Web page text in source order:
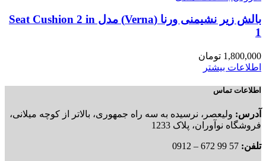
بالش زیر نشیمنی ورنا (Verna) مدل Seat Cushion 2 in
1
1,800,000 تومان
اطلاعات بیشتر
اطلاعات تماس
آدرس: ولیعصر، نرسیده به سه راه جمهوری، بالاتر از کوچه میلانی،
فروشگاه نوآوران، پلاک 1233
تلفن: 57 99 672 – 0912